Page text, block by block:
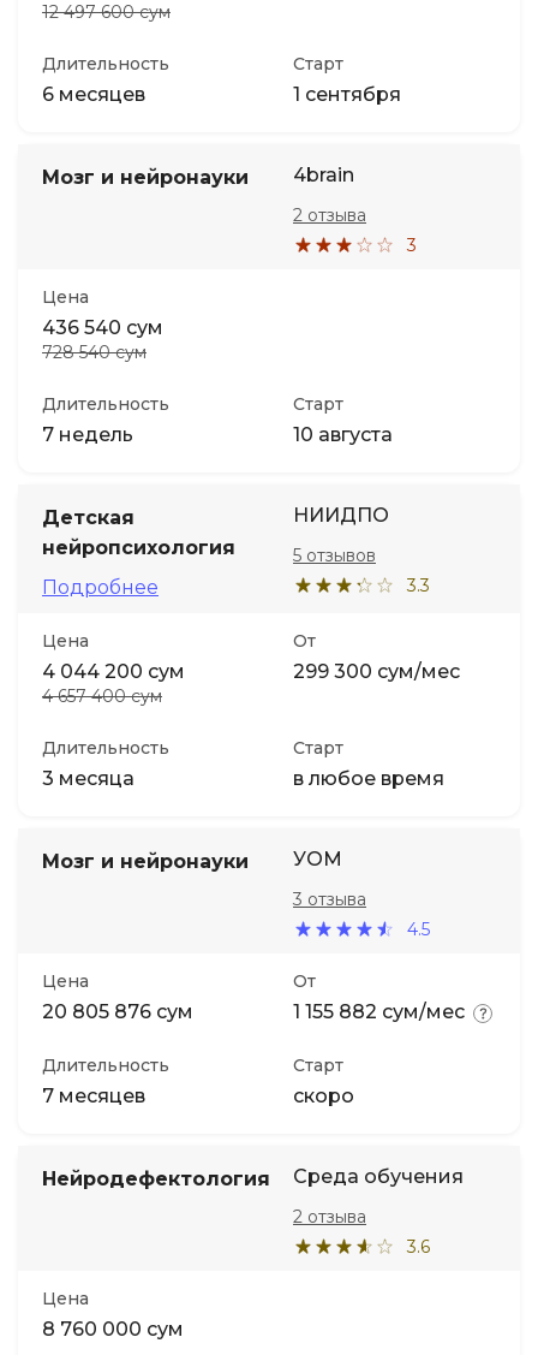
12 497 600 сум
Длительность
6 месяцев
Старт
1 сентября
Мозг и нейронауки 4brain
3
2 отзыва
Цена
436 540 сум
728 540 сум
Длительность
7 недель
Старт
10 августа
Детская
нейропсихология
Подробнее
НИИДПО
3.3
5 отзывов
Цена
4 044 200 сум
4 657 400 сум
От
299 300 сум/мес
Длительность
3 месяца
Старт
в любое время
Мозг и нейронауки УОМ
4.5
3 отзыва
Цена
20 805 876 сум
От
1 155 882 сум/мес
Длительность
7 месяцев
Старт
скоро
Нейродефектология Среда обучения
3.6
2 отзыва
Цена
8 760 000 сум